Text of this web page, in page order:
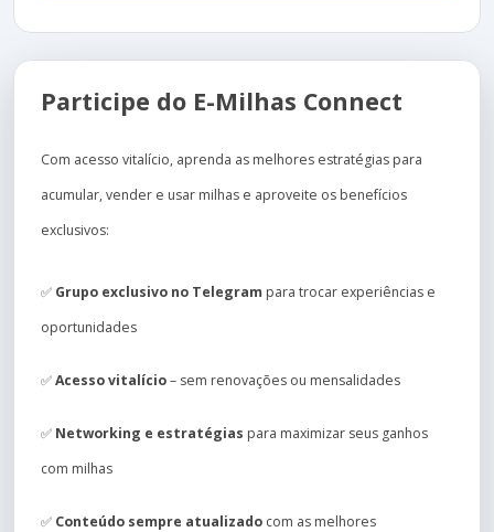
Participe do E-Milhas Connect
Com acesso vitalício, aprenda as melhores estratégias para
acumular, vender e usar milhas e aproveite os benefícios
exclusivos:
✅ Grupo exclusivo no Telegram para trocar experiências e
oportunidades
✅Acesso vitalício– sem renovações ou mensalidades
✅ Networking e estratégias para maximizar seus ganhos
com milhas
✅ Conteúdo sempre atualizado com as melhores